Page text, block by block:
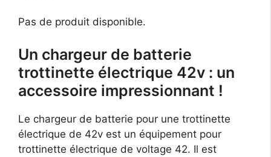
Pas de produit disponible.
Un chargeur de batterie
trottinette électrique 42v : un
accessoire impressionnant !
Le chargeur de batterie pour une trottinette
électrique de 42v est un équipement pour
trottinette électrique de voltage 42. Il est